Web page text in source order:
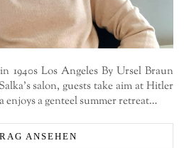
1940s Los Angeles By Ursel Braun
salon, guests take aim at Hitler
enjoys a genteel summer retreat…
ANSEHEN